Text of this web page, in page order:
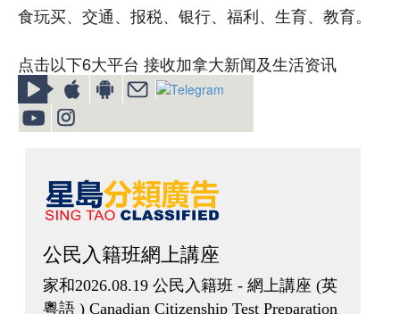
食玩买、交通、报税、银行、福利、生育、教育。
点击以下6大平台 接收加拿大新闻及生活资讯